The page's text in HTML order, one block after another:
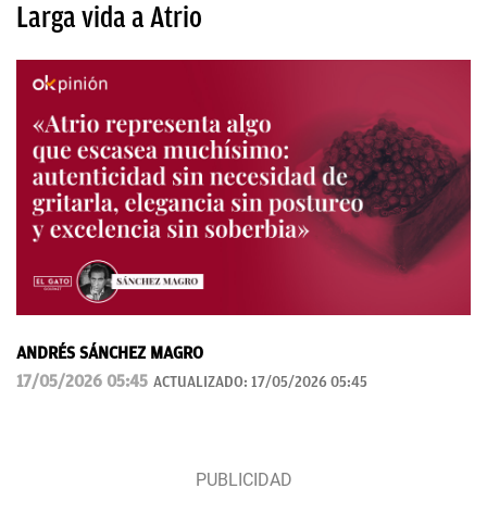
Larga vida a Atrio
ANDRÉS SÁNCHEZ MAGRO
17/05/2026 05:45 ACTUALIZADO: 17/05/2026 05:45